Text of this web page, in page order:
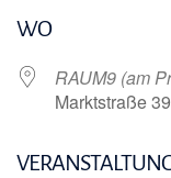
WO
RAUM9 (am
Marktstraße